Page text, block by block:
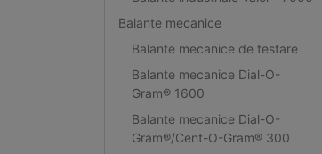
Balante mecanice
Balante mecanice de testare
Balante mecanice Dial-O-
Gram® 1600
Balante mecanice Dial-O-
Gram®/Cent-O-Gram® 300